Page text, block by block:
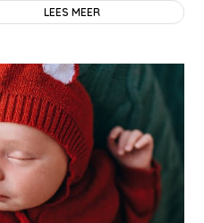
LEES MEER